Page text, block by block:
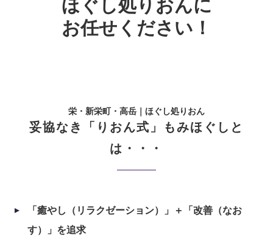
ほぐし処りおんに
お任せください！
栄・新栄町・高岳｜ほぐし処りおん
妥協なき「りおん式」もみほぐしと
は・・・
「癒やし（リラクゼーション）」＋「改善（なお
す）」を追求